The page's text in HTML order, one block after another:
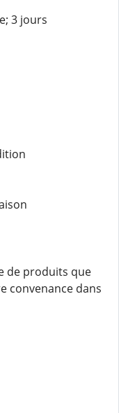
3 jours
de produits que
convenance dans